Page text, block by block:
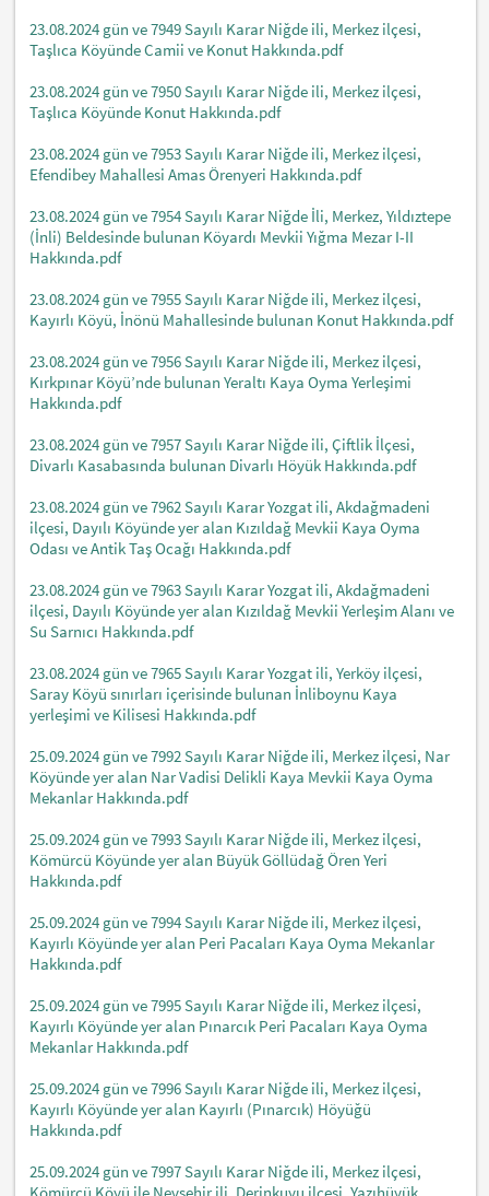
23.08.2024 gün ve 7949 Sayılı Karar Niğde ili, Merkez ilçesi,
Taşlıca Köyünde Camii ve Konut Hakkında.pdf
23.08.2024 gün ve 7950 Sayılı Karar Niğde ili, Merkez ilçesi,
Taşlıca Köyünde Konut Hakkında.pdf
23.08.2024 gün ve 7953 Sayılı Karar Niğde ili, Merkez ilçesi,
Efendibey Mahallesi Amas Örenyeri Hakkında.pdf
23.08.2024 gün ve 7954 Sayılı Karar Niğde İli, Merkez, Yıldıztepe
(İnli) Beldesinde bulunan Köyardı Mevkii Yığma Mezar I-II
Hakkında.pdf
23.08.2024 gün ve 7955 Sayılı Karar Niğde ili, Merkez ilçesi,
Kayırlı Köyü, İnönü Mahallesinde bulunan Konut Hakkında.pdf
23.08.2024 gün ve 7956 Sayılı Karar Niğde ili, Merkez ilçesi,
Kırkpınar Köyü’nde bulunan Yeraltı Kaya Oyma Yerleşimi
Hakkında.pdf
23.08.2024 gün ve 7957 Sayılı Karar Niğde ili, Çiftlik İlçesi,
Divarlı Kasabasında bulunan Divarlı Höyük Hakkında.pdf
23.08.2024 gün ve 7962 Sayılı Karar Yozgat ili, Akdağmadeni
ilçesi, Dayılı Köyünde yer alan Kızıldağ Mevkii Kaya Oyma
Odası ve Antik Taş Ocağı Hakkında.pdf
23.08.2024 gün ve 7963 Sayılı Karar Yozgat ili, Akdağmadeni
ilçesi, Dayılı Köyünde yer alan Kızıldağ Mevkii Yerleşim Alanı ve
Su Sarnıcı Hakkında.pdf
23.08.2024 gün ve 7965 Sayılı Karar Yozgat ili, Yerköy ilçesi,
Saray Köyü sınırları içerisinde bulunan İnliboynu Kaya
yerleşimi ve Kilisesi Hakkında.pdf
25.09.2024 gün ve 7992 Sayılı Karar Niğde ili, Merkez ilçesi, Nar
Köyünde yer alan Nar Vadisi Delikli Kaya Mevkii Kaya Oyma
Mekanlar Hakkında.pdf
25.09.2024 gün ve 7993 Sayılı Karar Niğde ili, Merkez ilçesi,
Kömürcü Köyünde yer alan Büyük Göllüdağ Ören Yeri
Hakkında.pdf
25.09.2024 gün ve 7994 Sayılı Karar Niğde ili, Merkez ilçesi,
Kayırlı Köyünde yer alan Peri Pacaları Kaya Oyma Mekanlar
Hakkında.pdf
25.09.2024 gün ve 7995 Sayılı Karar Niğde ili, Merkez ilçesi,
Kayırlı Köyünde yer alan Pınarcık Peri Pacaları Kaya Oyma
Mekanlar Hakkında.pdf
25.09.2024 gün ve 7996 Sayılı Karar Niğde ili, Merkez ilçesi,
Kayırlı Köyünde yer alan Kayırlı (Pınarcık) Höyüğü
Hakkında.pdf
25.09.2024 gün ve 7997 Sayılı Karar Niğde ili, Merkez ilçesi,